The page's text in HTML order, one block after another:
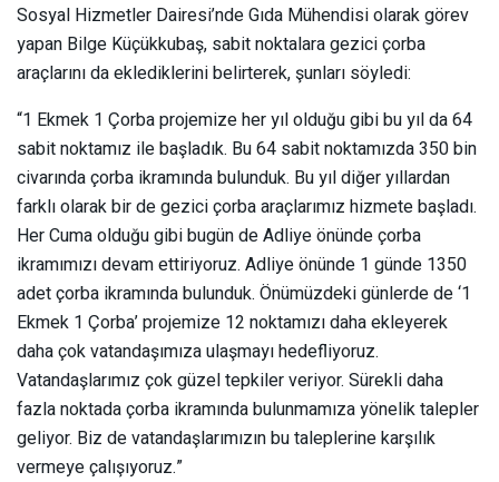
Sosyal Hizmetler Dairesi’nde Gıda Mühendisi olarak görev
yapan Bilge Küçükkubaş, sabit noktalara gezici çorba
araçlarını da eklediklerini belirterek, şunları söyledi:
“1 Ekmek 1 Çorba projemize her yıl olduğu gibi bu yıl da 64
sabit noktamız ile başladık. Bu 64 sabit noktamızda 350 bin
civarında çorba ikramında bulunduk. Bu yıl diğer yıllardan
farklı olarak bir de gezici çorba araçlarımız hizmete başladı.
Her Cuma olduğu gibi bugün de Adliye önünde çorba
ikramımızı devam ettiriyoruz. Adliye önünde 1 günde 1350
adet çorba ikramında bulunduk. Önümüzdeki günlerde de ‘1
Ekmek 1 Çorba’ projemize 12 noktamızı daha ekleyerek
daha çok vatandaşımıza ulaşmayı hedefliyoruz.
Vatandaşlarımız çok güzel tepkiler veriyor. Sürekli daha
fazla noktada çorba ikramında bulunmamıza yönelik talepler
geliyor. Biz de vatandaşlarımızın bu taleplerine karşılık
vermeye çalışıyoruz.”